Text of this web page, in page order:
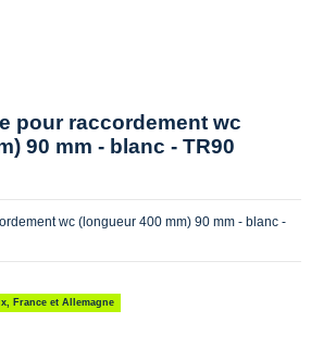
pour raccordement wc
90 mm - blanc - TR90
wc (longueur 400 mm) 90 mm - blanc -
France et Allemagne